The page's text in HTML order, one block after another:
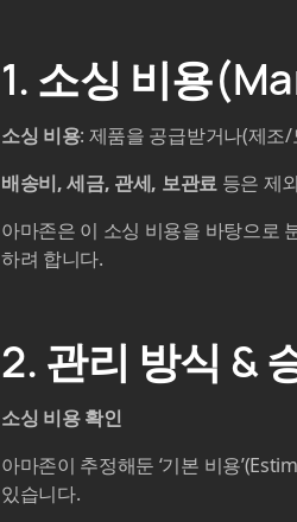
1. 소싱 비용
소싱 비용: 제품을 공급받거나(제조/
배송비, 세금, 관세, 보관료등은 제
아마존은 이 소싱 비용을 바탕으로
하려 합니다.
2. 관리 방식 &
소싱 비용 확인
아마존이 추정해둔 ‘기본 비용
있습니다.